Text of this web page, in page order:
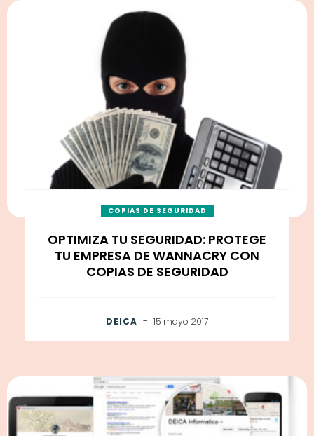
COPIAS DE SEGURIDAD
OPTIMIZA TU SEGURIDAD: PROTEGE
TU EMPRESA DE WANNACRY CON
COPIAS DE SEGURIDAD
DEICA - 15 mayo 2017